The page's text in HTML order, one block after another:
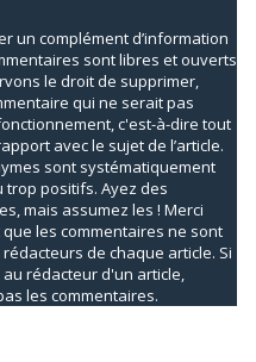
un complément d’information
sont libres et ouverts
le droit de supprimer,
qui ne serait pas
c'est-à-dire tout
avec le sujet de l’article.
sont systématiquement
trop positifs. Ayez des
mais assumez les ! Merci
les commentaires ne sont
de chaque article. Si
rédacteur d'un article,
les commentaires.